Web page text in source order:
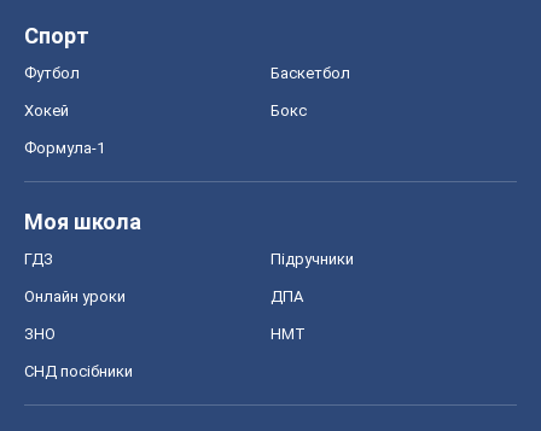
Спорт
Футбол Баскетбол
Хокей Бокс
Формула-1
Моя школа
ГДЗ Підручники
Онлайн уроки ДПА
ЗНО НМТ
СНД посібники